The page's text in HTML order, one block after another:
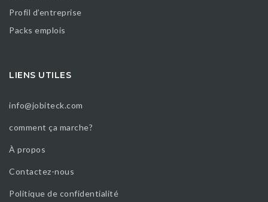
Profil d’entreprise
Packs emplois
LIENS UTILES
info@jobiteck.com
comment ça marche?
À propos
Contactez-nous
Politique de confidentialité